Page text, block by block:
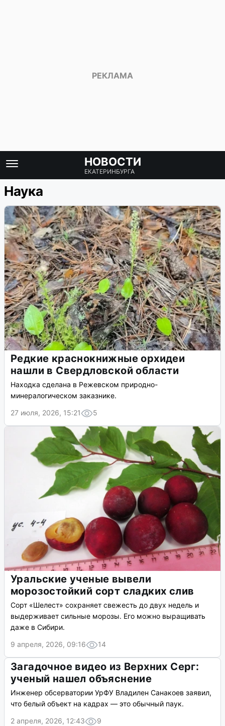
НОВОСТИ
ЕКАТЕРИНБУРГА
Наука
Редкие краснокнижные орхидеи
нашли в Свердловской области
Находка сделана в Режевском природно-
минералогическом заказнике.
27 июля, 2026, 15:21
5
Уральские ученые вывели
морозостойкий сорт сладких слив
Сорт «Шелест» сохраняет свежесть до двух недель и
выдерживает сильные морозы. Его можно выращивать
даже в Сибири.
9 апреля, 2026, 09:16
14
Загадочное видео из Верхних Серг:
ученый нашел объяснение
Инженер обсерватории УрФУ Владилен Санакоев заявил,
что белый объект на кадрах — это обычный паук.
2 апреля, 2026, 12:43
9